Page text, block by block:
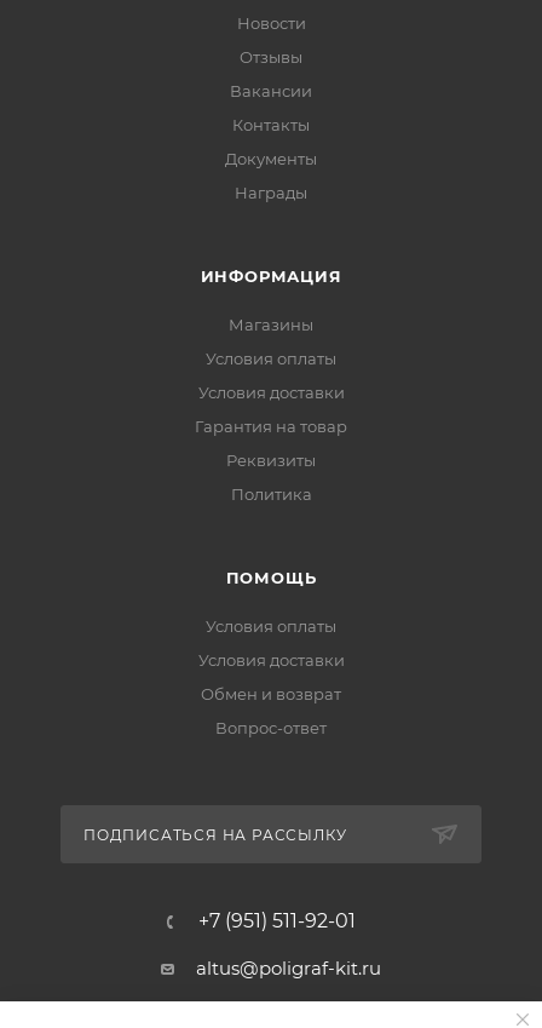
Новости
Отзывы
Вакансии
Контакты
Документы
Награды
ИНФОРМАЦИЯ
Магазины
Условия оплаты
Условия доставки
Гарантия на товар
Реквизиты
Политика
ПОМОЩЬ
Условия оплаты
Условия доставки
Обмен и возврат
Вопрос-ответ
ПОДПИСАТЬСЯ НА РАССЫЛКУ
+7 (951) 511-92-01
altus@poligraf-kit.ru